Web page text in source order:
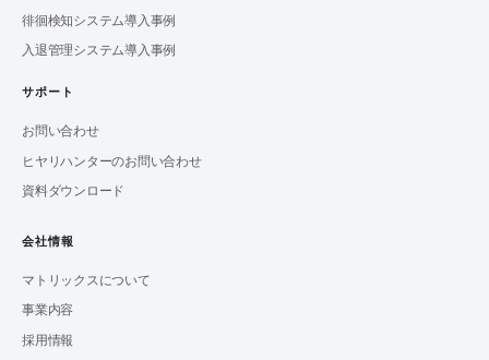
徘徊検知システム導入事例
入退管理システム導入事例
サポート
お問い合わせ
ヒヤリハンターのお問い合わせ
資料ダウンロード
会社情報
マトリックスについて
事業内容
採用情報